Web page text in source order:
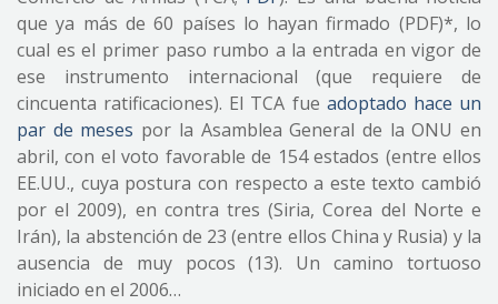
que ya más de 60 países lo hayan firmado (PDF)*, lo
cual es el primer paso rumbo a la entrada en vigor de
ese instrumento internacional (que requiere de
cincuenta ratificaciones). El TCA fue adoptado hace un
par de meses por la Asamblea General de la ONU en
abril, con el voto favorable de 154 estados (entre ellos
EE.UU., cuya postura con respecto a este texto cambió
por el 2009), en contra tres (Siria, Corea del Norte e
Irán), la abstención de 23 (entre ellos China y Rusia) y la
ausencia de muy pocos (13). Un camino tortuoso
iniciado en el 2006…